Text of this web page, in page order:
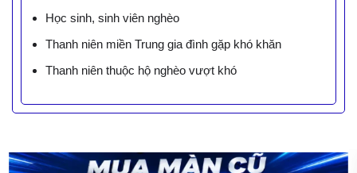
Học sinh, sinh viên nghèo
Thanh niên miền Trung gia đình gặp khó khăn
Thanh niên thuộc hộ nghèo vượt khó